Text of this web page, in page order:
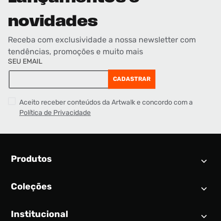
novidades
Receba com exclusividade a nossa newsletter com
tendências, promoções e muito mais
SEU EMAIL
CADASTRAR
Aceito receber conteúdos da Artwalk e concordo com a
Política de Privacidade
Produtos
Calendário SNEAKER
Tênis
Coleções
Air Jordan 1
Institucional